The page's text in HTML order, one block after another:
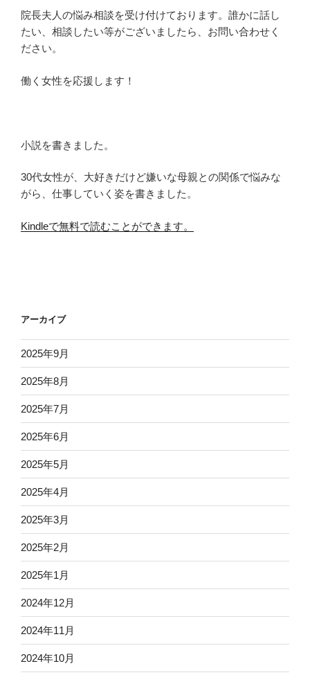
院長夫人の悩み相談を受け付けております。誰かに話し
たい、相談したい等がございましたら、お問い合わせく
ださい。
働く女性を応援します！
小説を書きました。
30代女性が、大好きだけど嫌いな母親との関係で悩みな
がら、仕事していく姿を書きました。
Kindleで無料で読むことができます。
アーカイブ
2025年9月
2025年8月
2025年7月
2025年6月
2025年5月
2025年4月
2025年3月
2025年2月
2025年1月
2024年12月
2024年11月
2024年10月